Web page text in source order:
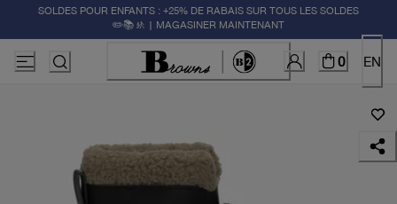
SOLDES POUR ENFANTS : +25% DE RABAIS SUR TOUS LES SOLDES
✏️📚🚸 | MAGASINER MAINTENANT
0 EN